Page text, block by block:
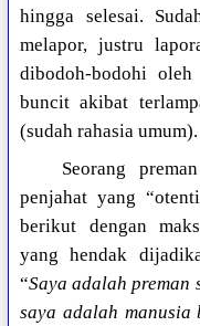
hingga selesai.
melapor, justru
dibodoh-bodohi
buncit akibat
(sudah rahasia umum).
Seorang
penjahat yang
berikut dengan
yang hendak
“Saya adalah preman
saya adalah manusia